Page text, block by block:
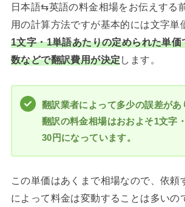
日本語⇆英語の料金相場をお伝えする
用の計算方法ですが基本的には文字単
1文字・1単語あたりの定められた単価
数などで翻訳費用が決定 します。
翻訳業者によって多少の誤差があ
翻訳の料金相場はおおよそ1文字
30円になっています。
この単価はあくまで相場なので、依頼
によって料金は変動することは多いの